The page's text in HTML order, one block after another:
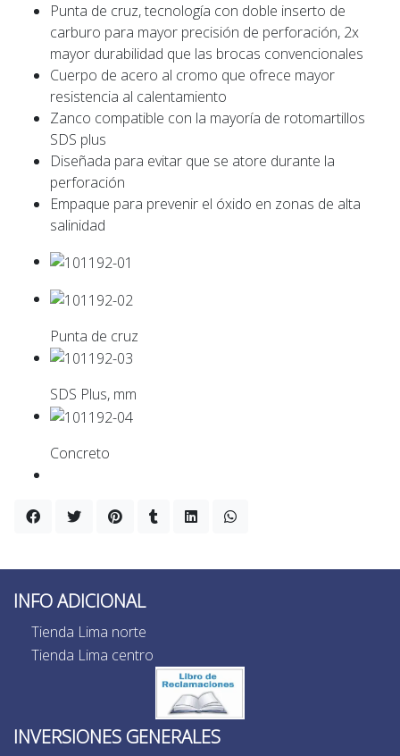
Punta de cruz, tecnología con doble inserto de
carburo para mayor precisión de perforación, 2x
mayor durabilidad que las brocas convencionales
Cuerpo de acero al cromo que ofrece mayor
resistencia al calentamiento
Zanco compatible con la mayoría de rotomartillos
SDS plus
Diseñada para evitar que se atore durante la
perforación
Empaque para prevenir el óxido en zonas de alta
salinidad
Punta de cruz
SDS Plus, mm
Concreto
INFO ADICIONAL
Tienda Lima norte
Tienda Lima centro
INVERSIONES GENERALES